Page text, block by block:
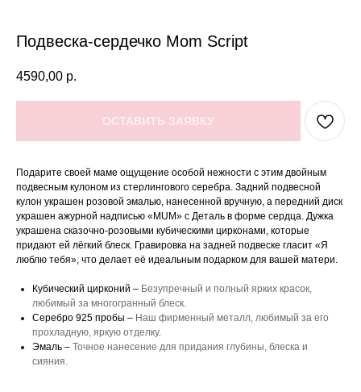
Подвеска-сердечко Mom Script
4590,00 р.
ОСТАВИТЬ ЗАЯВКУ
Подарите своей маме ощущение особой нежности с этим двойным
подвесным кулоном из стерлингового серебра. Задний подвесной
кулон украшен розовой эмалью, нанесенной вручную, а передний диск
украшен ажурной надписью «MUM» с Деталь в форме сердца. Дужка
украшена сказочно-розовыми кубическими цирконами, которые
придают ей лёгкий блеск. Гравировка на задней подвеске гласит «Я
люблю тебя», что делает её идеальным подарком для вашей матери.
Кубический цирконий – Безупречный и полный ярких красок,
любимый за многогранный блеск.
Серебро 925 пробы – Наш фирменный металл, любимый за его
прохладную, яркую отделку.
Эмаль – Точное нанесение для придания глубины, блеска и
сияния.